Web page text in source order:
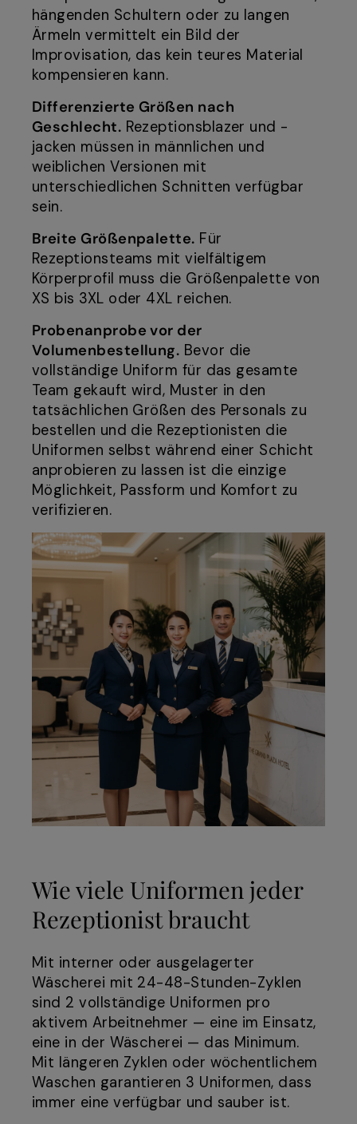
hängenden Schultern oder zu langen
Ärmeln vermittelt ein Bild der
Improvisation, das kein teures Material
kompensieren kann.
Differenzierte Größen nach
Geschlecht. Rezeptionsblazer und -
jacken müssen in männlichen und
weiblichen Versionen mit
unterschiedlichen Schnitten verfügbar
sein.
Breite Größenpalette. Für
Rezeptionsteams mit vielfältigem
Körperprofil muss die Größenpalette von
XS bis 3XL oder 4XL reichen.
Probenanprobe vor der
Volumenbestellung. Bevor die
vollständige Uniform für das gesamte
Team gekauft wird, Muster in den
tatsächlichen Größen des Personals zu
bestellen und die Rezeptionisten die
Uniformen selbst während einer Schicht
anprobieren zu lassen ist die einzige
Möglichkeit, Passform und Komfort zu
verifizieren.
Wie viele Uniformen jeder
Rezeptionist braucht
Mit interner oder ausgelagerter
Wäscherei mit 24-48-Stunden-Zyklen
sind 2 vollständige Uniformen pro
aktivem Arbeitnehmer — eine im Einsatz,
eine in der Wäscherei — das Minimum.
Mit längeren Zyklen oder wöchentlichem
Waschen garantieren 3 Uniformen, dass
immer eine verfügbar und sauber ist.